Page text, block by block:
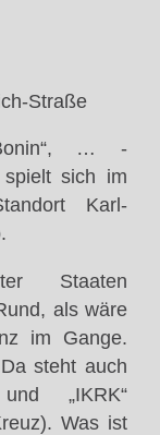
Straße
… -
sich im
Karl-
Staaten
als wäre
im Gange.
steht auch
„IKRK“
Was ist